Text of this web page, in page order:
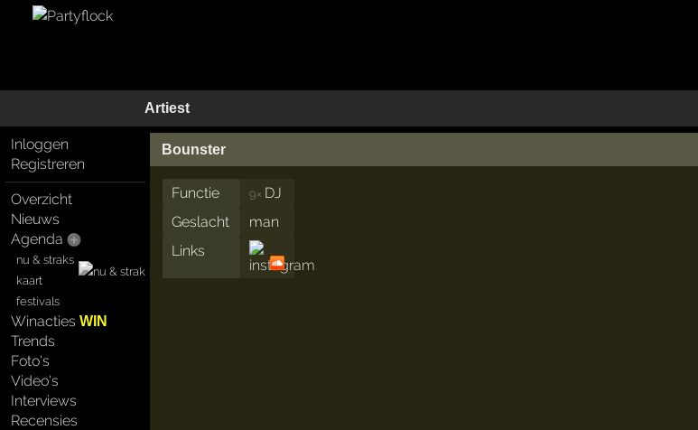
Artiest
Inloggen
Registreren
Overzicht
Nieuws
Agenda
nu & straks
kaart
festivals
WinactiesWIN
Trends
Foto's
Video's
Interviews
Recensies
Bounster
Functie 9× DJ
Geslacht
man
Links